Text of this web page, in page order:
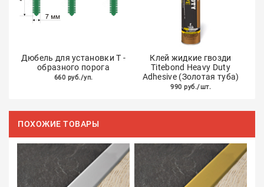
Дюбель для установки Т -
образного порога
660 руб./уп.
Клей жидкие гвозди
Titebond Heavy Duty
Adhesive (Золотая туба)
990 руб./шт.
ПОХОЖИЕ ТОВАРЫ